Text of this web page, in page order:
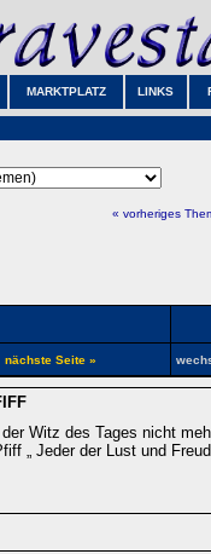
MARKTPLATZ LINKS
« vorheriges
nächste Seite »
der Witz des Tages nicht
„ Jeder der Lust und